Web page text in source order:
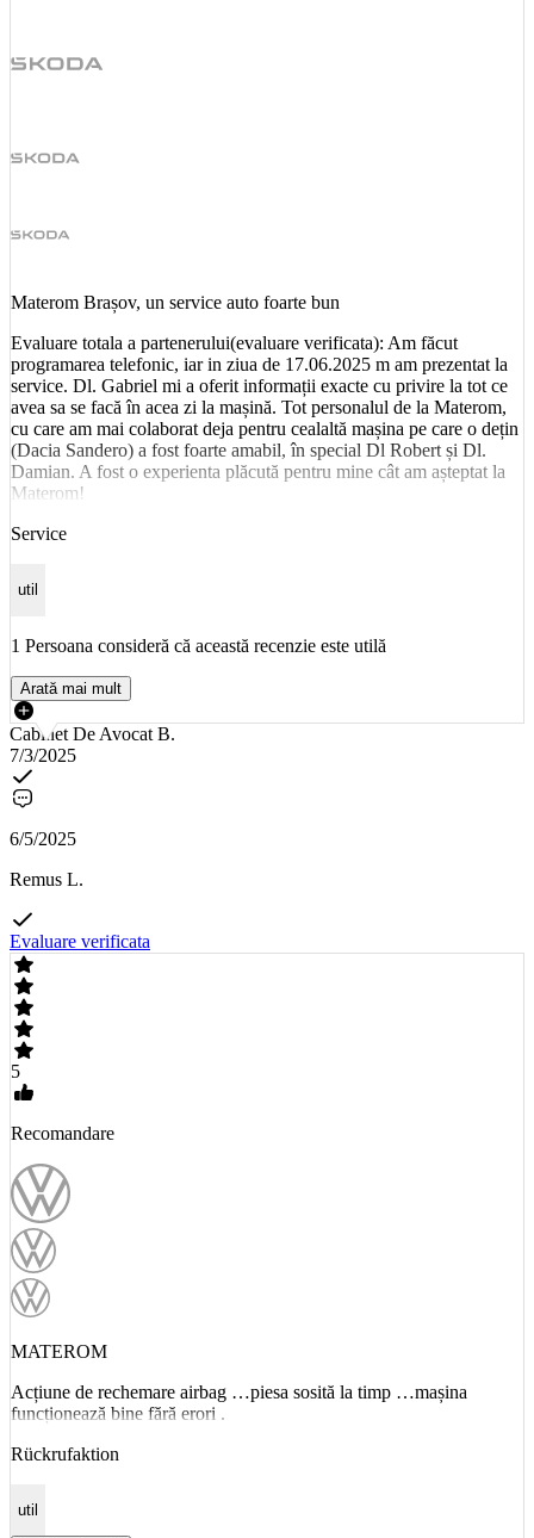
Materom Brașov, un service auto foarte bun
Evaluare totala a partenerului(evaluare verificata): Am făcut
programarea telefonic, iar in ziua de 17.06.2025 m am prezentat la
service. Dl. Gabriel mi a oferit informații exacte cu privire la tot ce
avea sa se facă în acea zi la mașină. Tot personalul de la Materom,
cu care am mai colaborat deja pentru cealaltă mașina pe care o dețin
(Dacia Sandero) a fost foarte amabil, în special Dl Robert și Dl.
Damian. A fost o experienta plăcută pentru mine cât am așteptat la
Materom!
Service
util
1 Persoana consideră că această recenzie este utilă
Arată mai mult
Cabinet De Avocat B.
7/3/2025
6/5/2025
Remus L.
Evaluare verificata
5
Recomandare
MATEROM
Acțiune de rechemare airbag …piesa sosită la timp …mașina
funcționează bine fără erori .
Rückrufaktion
util